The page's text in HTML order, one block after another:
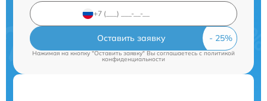
Оставить заявку
Нажимая на кнопку "Оставить заявку" Вы соглашаетесь cполитикой
конфиденциальности